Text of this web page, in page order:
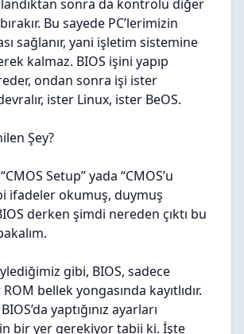
sonra da kontrolü diğer
Bu sayede PC’lerimizin
sağlanır, yani işletim sistemine
kalmaz. BIOS işini yapıp
ondan sonra işi ister
ister Linux, ister BeOS.
Şey?
Setup” yada “CMOS’u
ifadeler okumuş, duymuş
derken şimdi nereden çıktı bu
gibi, BIOS, sadece
bellek yongasında kayıtlıdır.
yaptığınız ayarları
bir yer gerekiyor tabii ki. İşte